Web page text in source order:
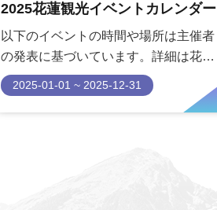
2025花蓮観光イベントカレンダー
以下のイベントの時間や場所は主催者
の発表に基づいています。詳細は花蓮
観光情報サイトをご確認ください。
2025-01-01 ~ 2025-12-31